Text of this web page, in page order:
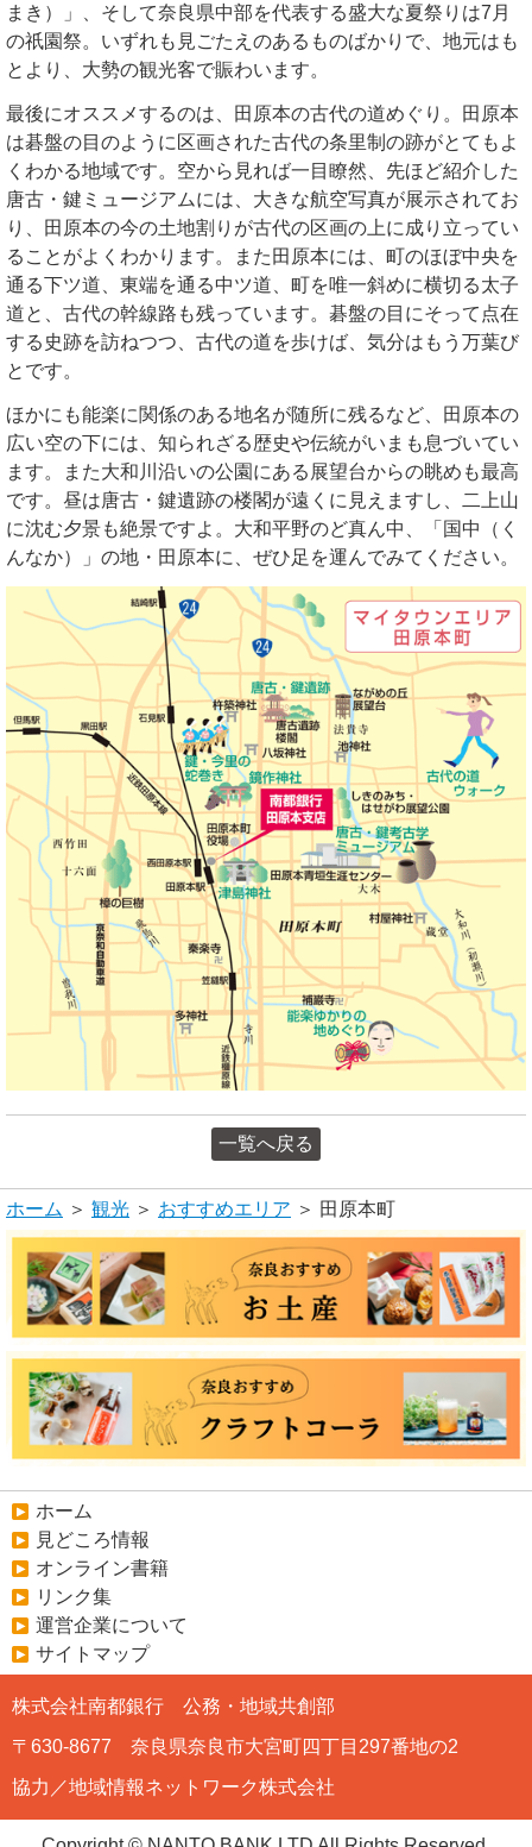
まき）」、そして奈良県中部を代表する盛大な夏祭りは7月
の祇園祭。いずれも見ごたえのあるものばかりで、地元はも
とより、大勢の観光客で賑わいます。
最後にオススメするのは、田原本の古代の道めぐり。田原本
は碁盤の目のように区画された古代の条里制の跡がとてもよ
くわかる地域です。空から見れば一目瞭然、先ほど紹介した
唐古・鍵ミュージアムには、大きな航空写真が展示されてお
り、田原本の今の土地割りが古代の区画の上に成り立ってい
ることがよくわかります。また田原本には、町のほぼ中央を
通る下ツ道、東端を通る中ツ道、町を唯一斜めに横切る太子
道と、古代の幹線路も残っています。碁盤の目にそって点在
する史跡を訪ねつつ、古代の道を歩けば、気分はもう万葉び
とです。
ほかにも能楽に関係のある地名が随所に残るなど、田原本の
広い空の下には、知られざる歴史や伝統がいまも息づいてい
ます。また大和川沿いの公園にある展望台からの眺めも最高
です。昼は唐古・鍵遺跡の楼閣が遠くに見えますし、二上山
に沈む夕景も絶景ですよ。大和平野のど真ん中、「国中（く
んなか）」の地・田原本に、ぜひ足を運んでみてください。
一覧へ戻る
ホーム ＞ 観光 ＞ おすすめエリア ＞ 田原本町
ホーム
見どころ情報
オンライン書籍
リンク集
運営企業について
サイトマップ
株式会社南都銀行 公務・地域共創部
〒630-8677 奈良県奈良市大宮町四丁目297番地の2
協力／地域情報ネットワーク株式会社